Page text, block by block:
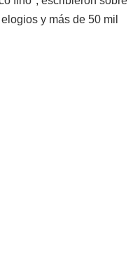
y más de 50 mil